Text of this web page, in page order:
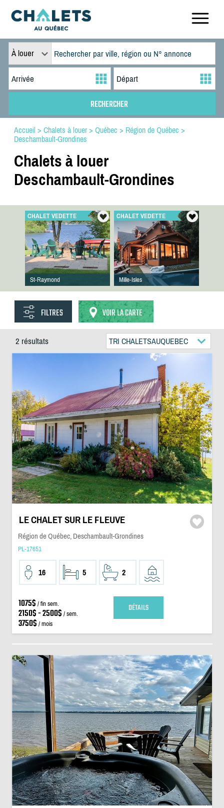
À louer
Accueil > Chalets à louer> Québec > Région de Québec >
Deschambault-Grondines
Chalets à louer
Deschambault-Grondines
CHALET VEDETTE
St-Raymond
CHALET VEDETTE
Mille-Isles
FILTRES VOIR LA CARTE
2 résultats TRI CHALETSAUQUEBEC
LE CHALET SUR LE FLEUVE
Région de Québec, Deschambault-Grondines
PL-17651
16 5 2
1075$ / fin sem.
2150$ - 2500$ / sem.
3750$ / mois
DÉTAILS